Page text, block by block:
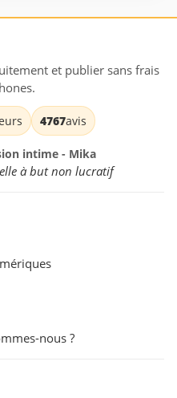
et publier sans frais
4767avis
intime - Mika
à but non lucratif
nous ?